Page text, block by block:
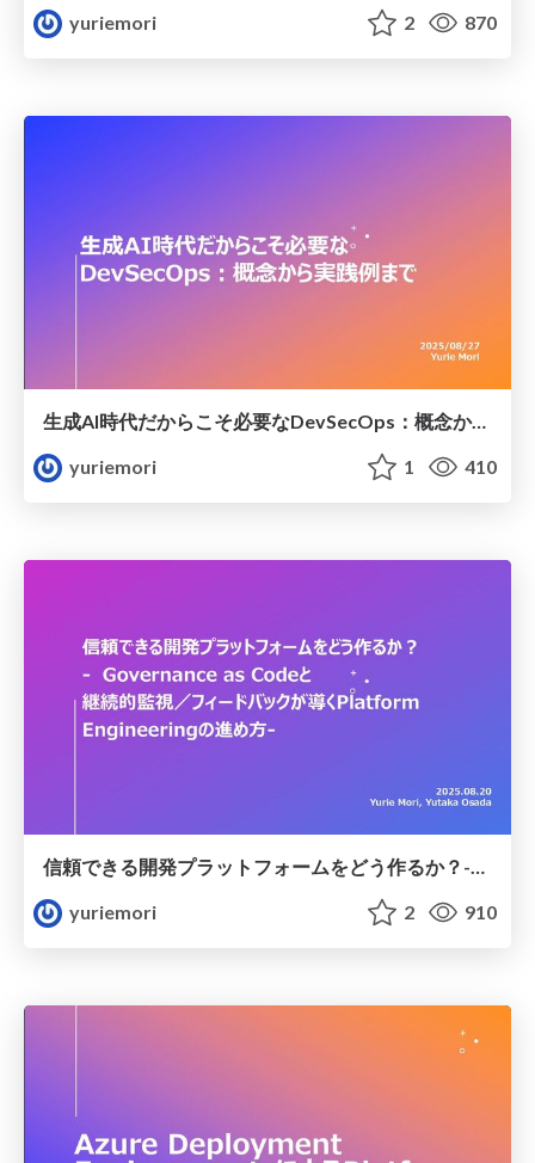
yuriemori
2 870
生成AI時代だからこそ必要なDevSecOps：概念から実践例まで
yuriemori
1 410
yuriemori
2 910